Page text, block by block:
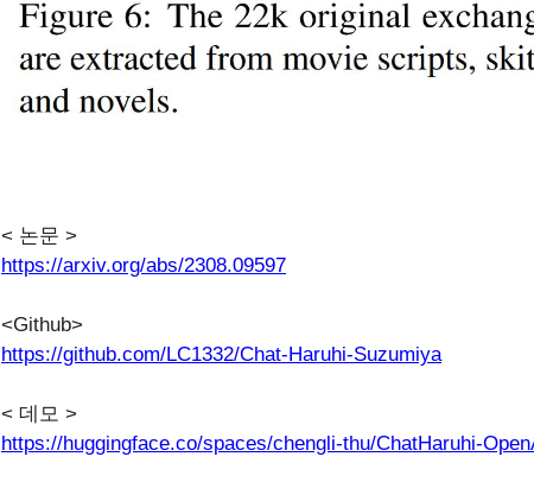
< 논문 >
https://arxiv.org/abs/2308.09597
<Github>
https://github.com/LC1332/Chat-Haruhi-Suzumiya
< 데모 >
https://huggingface.co/spaces/chengli-thu/ChatHaruhi-